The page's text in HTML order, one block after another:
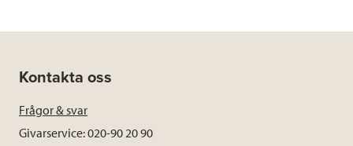
Kontakta oss
Frågor & svar
Givarservice: 020-90 20 90